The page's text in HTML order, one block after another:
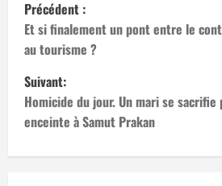
a
v
i
g
Précédent :
Et si finalement un pont entre le
au tourisme ?
Suivant:
Homicide du jour. Un mari se sacrifie
enceinte à Samut Prakan